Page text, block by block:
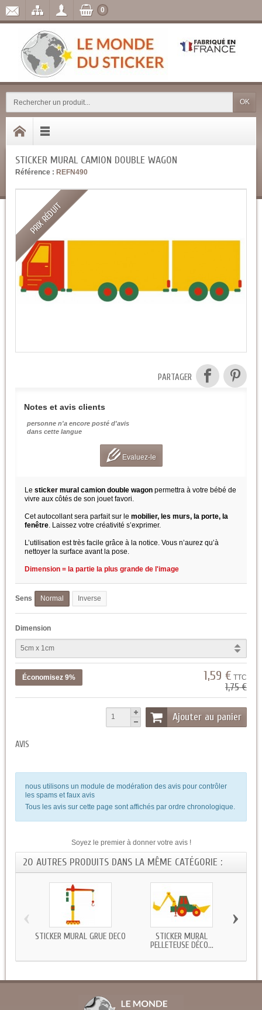
OK
0
STICKER MURAL CAMION DOUBLE WAGON
Référence : REFN490
PRIX RÉDUIT
PARTAGER
Notes et avis clients
personne n'a encore posté d'avis
dans cette langue
Evaluez-le
Le sticker mural camion double wagon permettra à votre bébé de
vivre aux côtés de son jouet favori.
Cet autocollant sera parfait sur le mobilier, les murs, la porte, la
fenêtre. Laissez votre créativité s’exprimer.
L’utilisation est très facile grâce à la notice. Vous n’aurez qu’à
nettoyer la surface avant la pose.
Dimension = la partie la plus grande de l'image
Sens Normal Inverse
Dimension
Économisez 9% 1,59 € TTC
1,75 €
Ajouter au panier
AVIS
nous utilisons un module de modération des avis pour contrôler
les spams et faux avis
Tous les avis sur cette page sont affichés par ordre chronologique.
Soyez le premier à donner votre avis !
20 AUTRES PRODUITS DANS LA MÊME CATÉGORIE :
STICKER MURAL GRUE DECO
STICKER MURAL
PELLETEUSE DÉCO...
‹ ›